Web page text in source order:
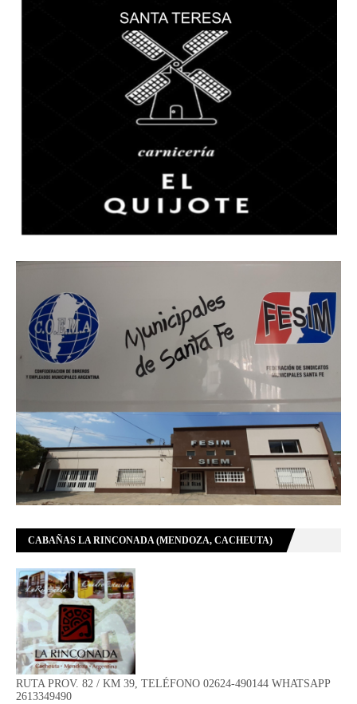
CABAÑAS LA RINCONADA (MENDOZA, CACHEUTA)
RUTA PROV. 82 / KM 39, TELÉFONO 02624-490144 WHATSAPP
2613349490